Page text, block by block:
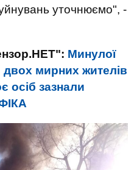
уточнюємо", -
Минулої
мирних жителів
осіб зазнали